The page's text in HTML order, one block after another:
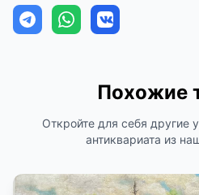
Похожие
Откройте для себя другие
антиквариата из